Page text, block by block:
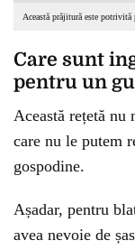
Această prăjitură este potrivită
Care sunt
pentru un
Această rețetă nu
care nu le putem
gospodine.
Așadar, pentru
avea nevoie de